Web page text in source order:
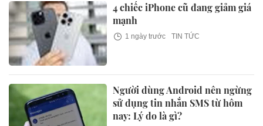
4 chiếc iPhone cũ đang giảm giá
mạnh
1 ngày trước TIN TỨC
Người dùng Android nên ngừng
sử dụng tin nhắn SMS từ hôm
nay: Lý do là gì?